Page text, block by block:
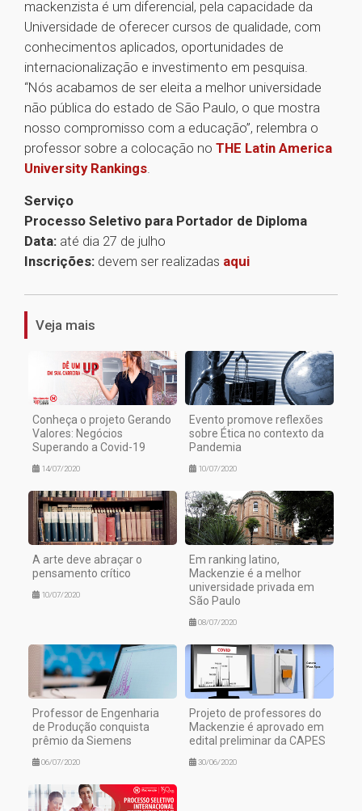
mackenzista é um diferencial, pela capacidade da
Universidade de oferecer cursos de qualidade, com
conhecimentos aplicados, oportunidades de
internacionalização e investimento em pesquisa.
“Nós acabamos de ser eleita a melhor universidade
não pública do estado de São Paulo, o que mostra
nosso compromisso com a educação”, relembra o
professor sobre a colocação no THE Latin America
University Rankings.
Serviço
Processo Seletivo para Portador de Diploma
Data: até dia 27 de julho
Inscrições: devem ser realizadas aqui
1
Veja mais
Conheça o projeto Gerando
Valores: Negócios
Superando a Covid-19
14/07/2020
Evento promove reflexões
sobre Ética no contexto da
Pandemia
10/07/2020
A arte deve abraçar o
pensamento crítico
10/07/2020
Em ranking latino,
Mackenzie é a melhor
universidade privada em
São Paulo
08/07/2020
Professor de Engenharia
de Produção conquista
prêmio da Siemens
06/07/2020
Projeto de professores do
Mackenzie é aprovado em
edital preliminar da CAPES
30/06/2020